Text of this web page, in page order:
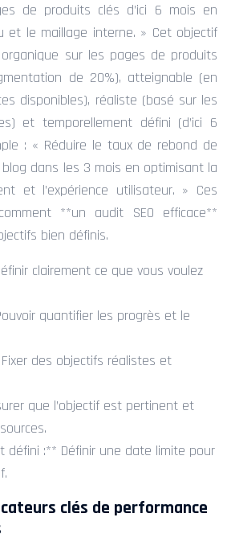
de produits clés d’ici 6 mois en
et le maillage interne. » Cet objectif
sur les pages de produits
de 20%), atteignable (en
disponibles), réaliste (basé sur les
et temporellement défini (d’ici 6
: « Réduire le taux de rebond de
dans les 3 mois en optimisant la
et l’expérience utilisateur. » Ces
**un audit SEO efficace**
bien définis.
clairement ce que vous voulez
quantifier les progrès et le
des objectifs réalistes et
que l’objectif est pertinent et
défini :** Définir une date limite pour
clés de performance